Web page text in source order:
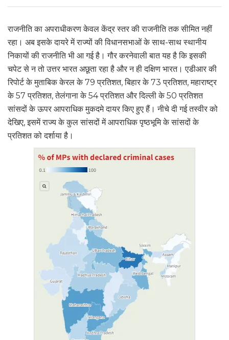
राजनीति का अपराधीकरण केवल केंद्र स्तर की राजनीति तक सीमित नहीं
रहा। अब इसके दायरे में राज्यों की विधानसभाओं के साथ-साथ स्थानीय
निकायों की राजनीति भी आ गई है। गौर करनेवाली बात यह है कि इसकी
चपेट से न तो उत्तर भारत अछूता रहा है और न ही दक्षिण भारत। एडीआर की
रिपोर्ट के मुताबिक केरल के 79 प्रतिशत, बिहार के 73 प्रतिशत, महाराष्ट्र
के 57 प्रतिशत, तेलंगाना के 54 प्रतिशत और दिल्ली के 50 प्रतिशत
सांसदों के ऊपर आपराधिक मुकदमे दायर किए हुए हैं। नीचे दी गई तस्वीर को
देखिए, इसमें राज्य के कुल सांसदों में आपराधिक पृष्ठभूमि के सांसदों के
प्रतिशत को दर्शाया है।